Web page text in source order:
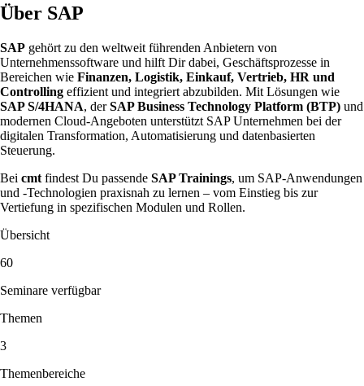
Über SAP
SAP gehört zu den weltweit führenden Anbietern von
Unternehmenssoftware und hilft Dir dabei, Geschäftsprozesse in
Bereichen wie Finanzen, Logistik, Einkauf, Vertrieb, HR und
Controlling effizient und integriert abzubilden. Mit Lösungen wie
SAP S/4HANA, derSAP Business Technology Platform (BTP) und
modernen Cloud-Angeboten unterstützt SAP Unternehmen bei der
digitalen Transformation, Automatisierung und datenbasierten
Steuerung.
Bei cmt findest Du passende SAP Trainings, um SAP-Anwendungen
und -Technologien praxisnah zu lernen – vom Einstieg bis zur
Vertiefung in spezifischen Modulen und Rollen.
Übersicht
60
Seminare verfügbar
Themen
3
Themenbereiche